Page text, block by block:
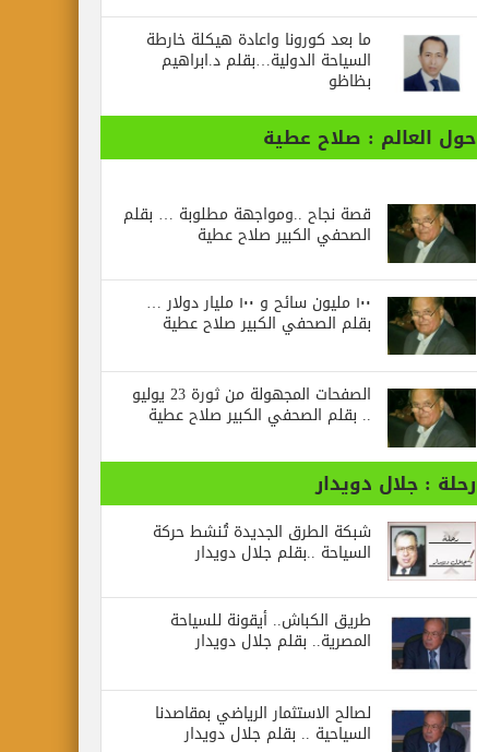
ما بعد كورونا واعادة هيكلة خارطة
السياحة الدولية…بقلم د.ابراهيم
بظاظو
حول العالم : صلاح عطية
قصة نجاح ..ومواجهة مطلوبة … بقلم
الصحفي الكبير صلاح عطية
١٠٠ مليون سائح و ١٠٠ مليار دولار …
بقلم الصحفي الكبير صلاح عطية
الصفحات المجهولة من ثورة 23 يوليو
.. بقلم الصحفي الكبير صلاح عطية
رحلة : جلال دويدار
شبكة الطرق الجديدة تُنشط حركة
السياحة ..بقلم جلال دويدار
طريق الكباش.. أيقونة للسياحة
المصرية.. بقلم جلال دويدار
لصالح الاستثمار الرياضي بمقاصدنا
السياحية .. بقلم جلال دويدار